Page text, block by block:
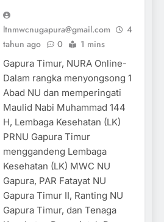
ltnmwcnugapura@gmail.com
4
tahun ago
0 1 mins
Gapura Timur, NURA Online-
Dalam rangka menyongsong 1
Abad NU dan memperingati
Maulid Nabi Muhammad 144
H, Lembaga Kesehatan (LK)
PRNU Gapura Timur
menggandeng Lembaga
Kesehatan (LK) MWC NU
Gapura, PAR Fatayat NU
Gapura Timur II, Ranting NU
Gapura Timur, dan Tenaga